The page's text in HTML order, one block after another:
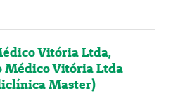
Vitória Ltda,
Médico Vitória Ltda
Master)